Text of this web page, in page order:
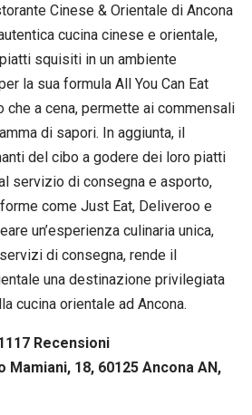
Cinese & Orientale di Ancona
cucina cinese e orientale,
squisiti in un ambiente
la sua formula All You Can Eat
a cena, permette ai commensali
di sapori. In aggiunta, il
del cibo a godere dei loro piatti
servizio di consegna e asporto,
come Just Eat, Deliveroo e
un’esperienza culinaria unica,
di consegna, rende il
una destinazione privilegiata
cucina orientale ad Ancona.
Recensioni
18, 60125 Ancona AN,